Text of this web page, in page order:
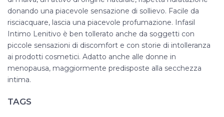
donando una piacevole sensazione di sollievo. Facile da
risciacquare, lascia una piacevole profumazione. Infasil
Intimo Lenitivo è ben tollerato anche da soggetti con
piccole sensazioni di discomfort e con storie di intolleranza
ai prodotti cosmetici. Adatto anche alle donne in
menopausa, maggiormente predisposte alla secchezza
intima.
TAGS